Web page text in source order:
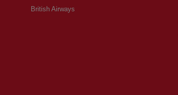
British Airways